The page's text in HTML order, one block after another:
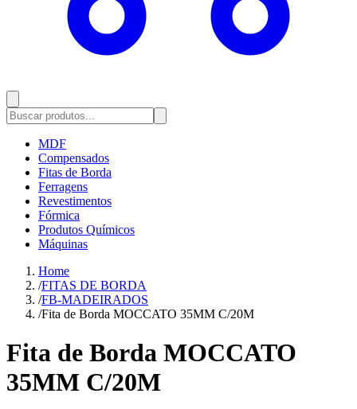
MDF
Compensados
Fitas de Borda
Ferragens
Revestimentos
Fórmica
Produtos Químicos
Máquinas
Home
/FITAS DE BORDA
/FB-MADEIRADOS
/Fita de Borda MOCCATO 35MM C/20M
Fita de Borda MOCCATO
35MM C/20M